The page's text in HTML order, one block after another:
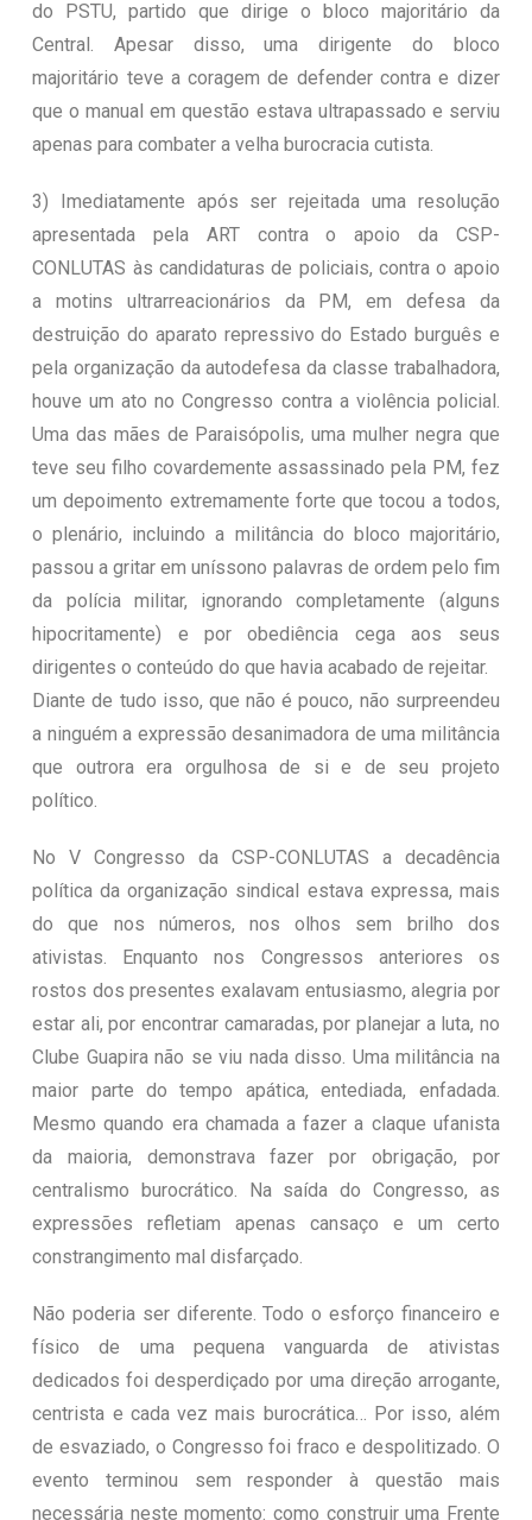
do PSTU, partido que dirige o bloco majoritário da
Central. Apesar disso, uma dirigente do bloco
majoritário teve a coragem de defender contra e dizer
que o manual em questão estava ultrapassado e serviu
apenas para combater a velha burocracia cutista.
3) Imediatamente após ser rejeitada uma resolução
apresentada pela ART contra o apoio da CSP-
CONLUTAS às candidaturas de policiais, contra o apoio
a motins ultrarreacionários da PM, em defesa da
destruição do aparato repressivo do Estado burguês e
pela organização da autodefesa da classe trabalhadora,
houve um ato no Congresso contra a violência policial.
Uma das mães de Paraisópolis, uma mulher negra que
teve seu filho covardemente assassinado pela PM, fez
um depoimento extremamente forte que tocou a todos,
o plenário, incluindo a militância do bloco majoritário,
passou a gritar em uníssono palavras de ordem pelo fim
da polícia militar, ignorando completamente (alguns
hipocritamente) e por obediência cega aos seus
dirigentes o conteúdo do que havia acabado de rejeitar.
Diante de tudo isso, que não é pouco, não surpreendeu
a ninguém a expressão desanimadora de uma militância
que outrora era orgulhosa de si e de seu projeto
político.
No V Congresso da CSP-CONLUTAS a decadência
política da organização sindical estava expressa, mais
do que nos números, nos olhos sem brilho dos
ativistas. Enquanto nos Congressos anteriores os
rostos dos presentes exalavam entusiasmo, alegria por
estar ali, por encontrar camaradas, por planejar a luta, no
Clube Guapira não se viu nada disso. Uma militância na
maior parte do tempo apática, entediada, enfadada.
Mesmo quando era chamada a fazer a claque ufanista
da maioria, demonstrava fazer por obrigação, por
centralismo burocrático. Na saída do Congresso, as
expressões refletiam apenas cansaço e um certo
constrangimento mal disfarçado.
Não poderia ser diferente. Todo o esforço financeiro e
físico de uma pequena vanguarda de ativistas
dedicados foi desperdiçado por uma direção arrogante,
centrista e cada vez mais burocrática… Por isso, além
de esvaziado, o Congresso foi fraco e despolitizado. O
evento terminou sem responder à questão mais
necessária neste momento: como construir uma Frente